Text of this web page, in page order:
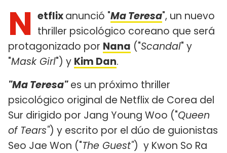
N etflixanunció "Ma Teresa", un nuevo
thriller psicológico coreano que será
protagonizado por Nana ("Scandal" y
"Mask Girl") y Kim Dan.
"Ma Teresa"es un próximo thriller
psicológico original de Netflix de Corea del
Sur dirigido por Jang Young Woo ("Queen
of Tears") y escrito por el dúo de guionistas
Seo Jae Won ("The Guest") y Kwon So Ra